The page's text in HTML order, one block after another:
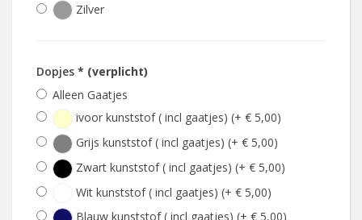
Zilver
Dopjes * (verplicht)
Alleen Gaatjes
ivoor kunststof ( incl gaatjes) (+ € 5,00)
Grijs kunststof ( incl gaatjes) (+ € 5,00)
Zwart kunststof ( incl gaatjes) (+ € 5,00)
Wit kunststof ( incl gaatjes) (+ € 5,00)
Blauw kunststof ( incl gaatjes) (+ € 5,00)